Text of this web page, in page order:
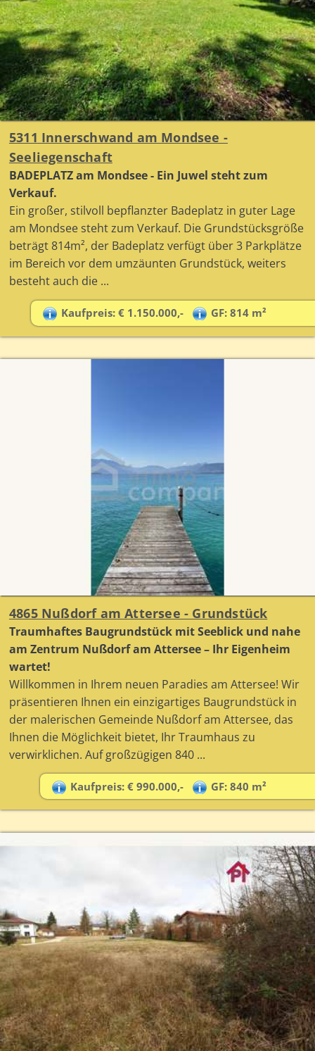
5311 Innerschwand am Mondsee -
Seeliegenschaft
BADEPLATZ am Mondsee - Ein Juwel steht zum
Verkauf.
Ein großer, stilvoll bepflanzter Badeplatz in guter Lage
am Mondsee steht zum Verkauf. Die Grundstücksgröße
beträgt 814m², der Badeplatz verfügt über 3 Parkplätze
im Bereich vor dem umzäunten Grundstück, weiters
besteht auch die ...
Kaufpreis: € 1.150.000,- GF: 814 m²
4865 Nußdorf am Attersee - Grundstück
Traumhaftes Baugrundstück mit Seeblick und nahe
am Zentrum Nußdorf am Attersee – Ihr Eigenheim
wartet!
Willkommen in Ihrem neuen Paradies am Attersee! Wir
präsentieren Ihnen ein einzigartiges Baugrundstück in
der malerischen Gemeinde Nußdorf am Attersee, das
Ihnen die Möglichkeit bietet, Ihr Traumhaus zu
verwirklichen. Auf großzügigen 840 ...
Kaufpreis: € 990.000,- GF: 840 m²